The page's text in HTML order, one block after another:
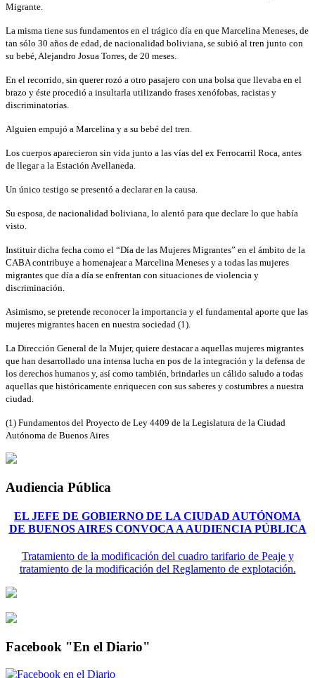
Migrante.
La misma tiene sus fundamentos en el trágico día en que Marcelina Meneses, de
tan sólo 30 años de edad, de nacionalidad boliviana, se subió al tren junto con
su bebé, Alejandro Josua Torres, de 20 meses.
En el recorrido, sin querer rozó a otro pasajero con una bolsa que llevaba en el
brazo y éste procedió a insultarla utilizando frases xenófobas, racistas y
discriminatorias.
Alguien empujó a Marcelina y a su bebé del tren.
Los cuerpos aparecieron sin vida junto a las vías del ex Ferrocarril Roca, antes
de llegar a la Estación Avellaneda.
Un único testigo se presentó a declarar en la causa.
Su esposa, de nacionalidad boliviana, lo alentó para que declare lo que había
visto.
Instituir dicha fecha como el “Día de las Mujeres Migrantes” en el ámbito de la
CABA contribuye a homenajear a Marcelina Meneses y a todas las mujeres
migrantes que día a día se enfrentan con situaciones de violencia y
discriminación.
Asimismo, se pretende reconocer la importancia y el fundamental aporte que las
mujeres migrantes hacen en nuestra sociedad (1).
La Dirección General de la Mujer, quiere destacar a aquellas mujeres migrantes
que han desarrollado una intensa lucha en pos de la integración y la defensa de
los derechos humanos y, así como también, brindarles un cálido saludo a todas
aquellas que históricamente enriquecen con sus saberes y costumbres a nuestra
ciudad.
(1) Fundamentos del Proyecto de Ley 4409 de la Legislatura de la Ciudad
Autónoma de Buenos Aires
Audiencia Pública
EL JEFE DE GOBIERNO DE LA CIUDAD AUTÓNOMA
DE BUENOS AIRES CONVOCA A AUDIENCIA PÚBLICA
Tratamiento de la modificación del cuadro tarifario de Peaje y
tratamiento de la modificación del Reglamento de explotación.
Facebook "En el Diario"